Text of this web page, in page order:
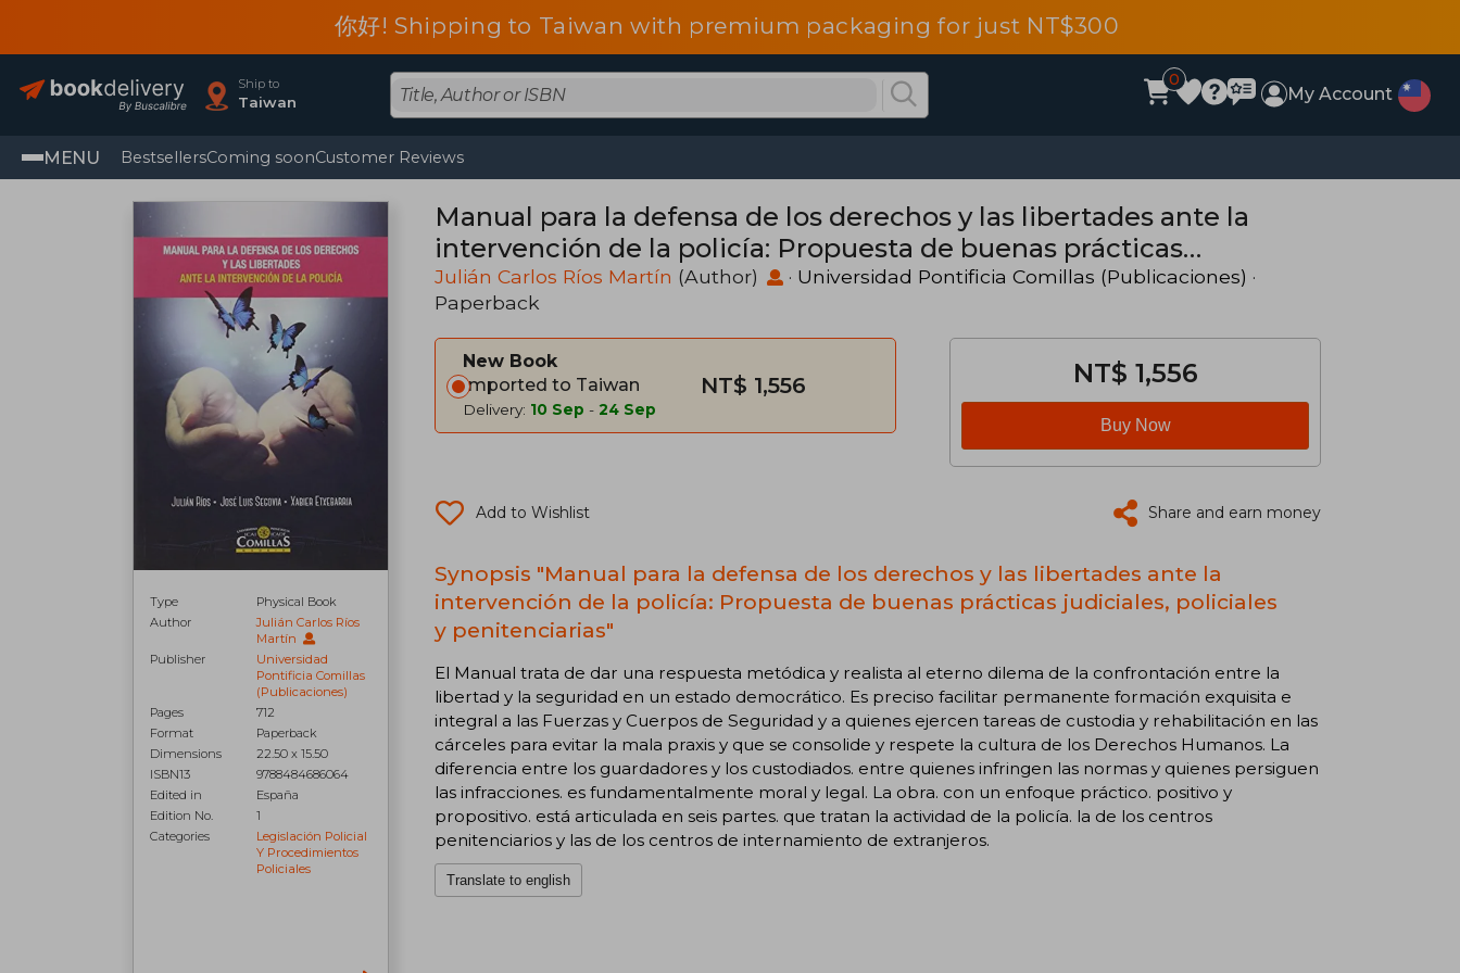
你好! Shipping to Taiwan with premium packaging for just NT$300
Ship to
Taiwan
0
My Account
MENU BestsellersComing soonCustomer Reviews
Type
Physical Book
Author
Julián Carlos Ríos
Martín
Publisher
Universidad
Pontificia Comillas
(Publicaciones)
Pages
712
Format
Paperback
Dimensions
22.50 x 15.50
ISBN13
9788484686064
Edited in
España
Edition No.
1
Categories
Legislación Policial
Y Procedimientos
Policiales
Manual para la defensa de los derechos y las libertades ante la
intervención de la policía: Propuesta de buenas prácticas
judiciales, policiales y penitenciarias
Julián Carlos Ríos Martín (Author) · Universidad Pontificia Comillas (Publicaciones) ·
Paperback
New Book
Imported to Taiwan
Delivery: 10 Sep - 24 Sep
NT$ 1,556 NT$ 1,556
Buy Now
Add to Wishlist Share and earn money
Synopsis "Manual para la defensa de los derechos y las libertades ante la
intervención de la policía: Propuesta de buenas prácticas judiciales, policiales
y penitenciarias"
El Manual trata de dar una respuesta metódica y realista al eterno dilema de la confrontación entre la
libertad y la seguridad en un estado democrático. Es preciso facilitar permanente formación exquisita e
integral a las Fuerzas y Cuerpos de Seguridad y a quienes ejercen tareas de custodia y rehabilitación en las
cárceles para evitar la mala praxis y que se consolide y respete la cultura de los Derechos Humanos. La
diferencia entre los guardadores y los custodiados. entre quienes infringen las normas y quienes persiguen
las infracciones. es fundamentalmente moral y legal. La obra. con un enfoque práctico. positivo y
propositivo. está articulada en seis partes. que tratan la actividad de la policía. la de los centros
penitenciarios y las de los centros de internamiento de extranjeros.
Translate to english